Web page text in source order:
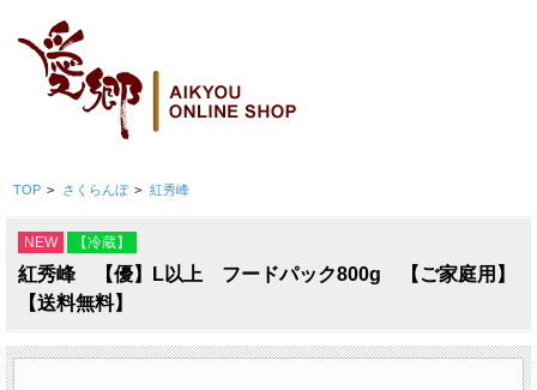
TOP > さくらんぼ > 紅秀峰
NEW 【冷蔵】
紅秀峰 【優】L以上 フードパック800g 【ご家庭用】
【送料無料】